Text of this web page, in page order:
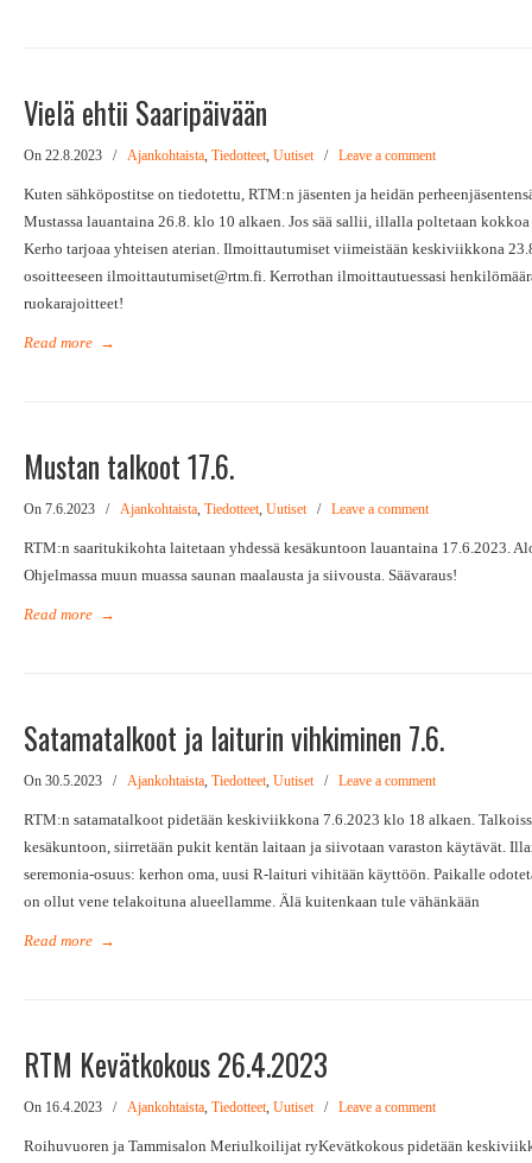
Vielä ehtii Saaripäivään
On 22.8.2023 / Ajankohtaista, Tiedotteet, Uutiset / Leave a comment
Kuten sähköpostitse on tiedotettu, RTM:n jäsenten ja heidän
Mustassa lauantaina 26.8. klo 10 alkaen. Jos sää sallii, illalla poltetaan kokkoa
Kerho tarjoaa yhteisen aterian. Ilmoittautumiset viimeistään keskiviikkona
osoitteeseen ilmoittautumiset@rtm.fi. Kerrothan ilmoittautuessasi
ruokarajoitteet!
Read more →
Mustan talkoot 17.6.
On 7.6.2023 / Ajankohtaista, Tiedotteet, Uutiset / Leave a comment
RTM:n saaritukikohta laitetaan yhdessä kesäkuntoon lauantaina 17.6.2023.
Ohjelmassa muun muassa saunan maalausta ja siivousta. Säävaraus!
Read more →
Satamatalkoot ja laiturin vihkiminen 7.6.
On 30.5.2023 / Ajankohtaista, Tiedotteet, Uutiset / Leave a comment
RTM:n satamatalkoot pidetään keskiviikkona 7.6.2023 klo 18 alkaen.
kesäkuntoon, siirretään pukit kentän laitaan ja siivotaan varaston käytävät.
seremonia-osuus: kerhon oma, uusi R-laituri vihitään käyttöön. Paikalle
on ollut vene telakoituna alueellamme. Älä kuitenkaan tule vähänkään
Read more →
RTM Kevätkokous 26.4.2023
On 16.4.2023 / Ajankohtaista, Tiedotteet, Uutiset / Leave a comment
Roihuvuoren ja Tammisalon Meriulkoilijat ryKevätkokous pidetään